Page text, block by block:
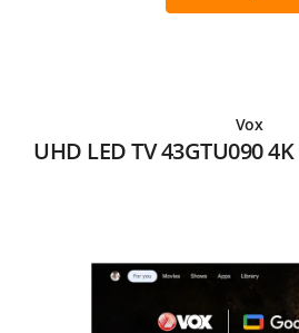
Vox
UHD LED TV 43GTU090